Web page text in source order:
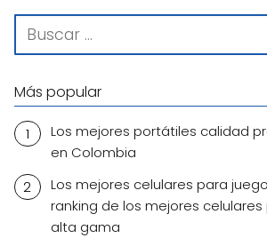
Más popular
Los mejores portátiles calidad
en Colombia
Los mejores celulares para
ranking de los mejores
alta gama